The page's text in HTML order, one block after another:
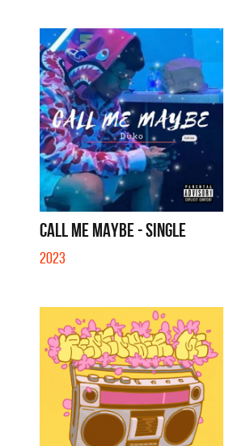
CALL ME MAYBE - SINGLE
2023
Los Palmeras
YO SOY - SINGLE